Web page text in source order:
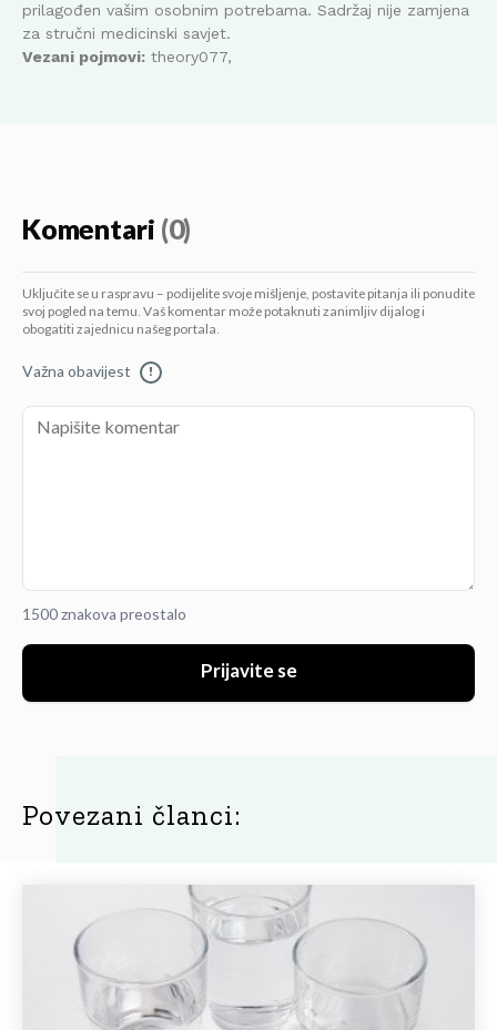
prilagođen vašim osobnim potrebama. Sadržaj nije zamjena
za stručni medicinski savjet.
Vezani pojmovi: theory077,
Komentari (0)
Uključite se u raspravu – podijelite svoje mišljenje, postavite pitanja ili ponudite
svoj pogled na temu. Vaš komentar može potaknuti zanimljiv dijalog i
obogatiti zajednicu našeg portala.
Važna obavijest !
1500 znakova preostalo
Prijavite se
Povezani članci: